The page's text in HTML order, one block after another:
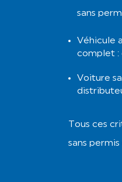
sans
Véhicule
complet :
Voiture
Tous ces
sans